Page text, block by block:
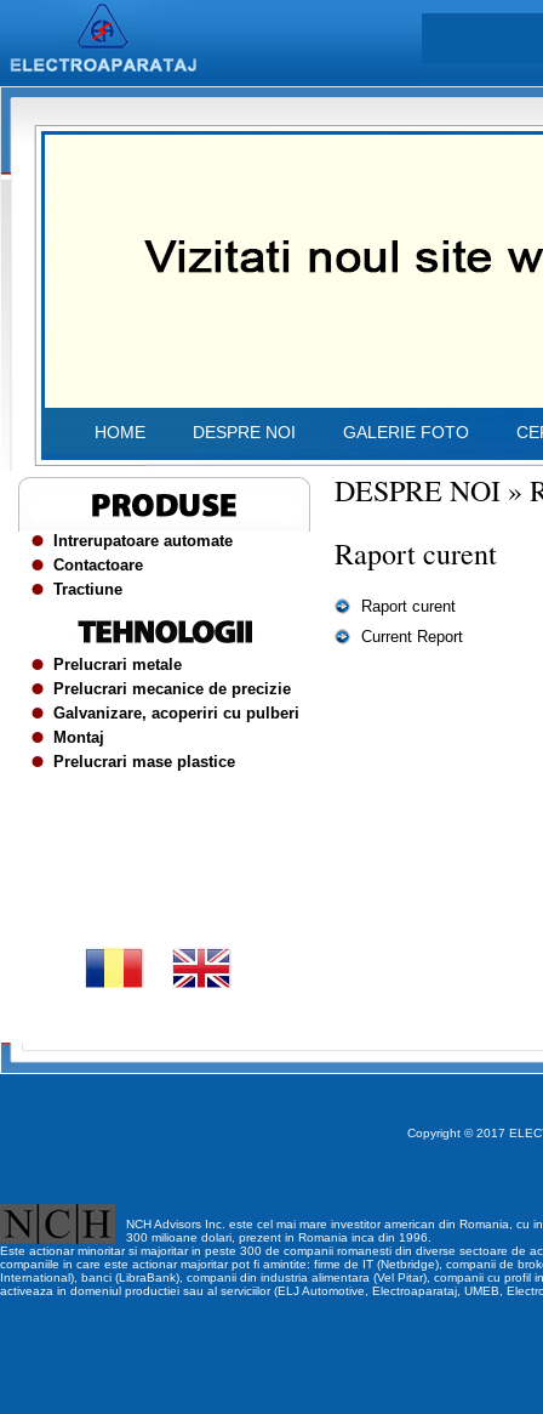
HOME DESPRE NOI GALERIE FOTO
Intrerupatoare automate
Contactoare
Tractiune
Prelucrari metale
Prelucrari mecanice de precizie
Galvanizare, acoperiri cu pulberi
Montaj
Prelucrari mase plastice
DESPRE NOI»
Raport curent
Raport curent
Current Report
Copyright © 2017
NCH Advisors Inc. este cel mai mare investitor american din Romania, cu
300 milioane dolari, prezent in Romania inca din 1996.
Este actionar minoritar si majoritar in peste 300 de companii romanesti din diverse sectoare de
companiile in care este actionar majoritar pot fi amintite: firme de IT (Netbridge), companii de
International), banci (LibraBank), companii din industria alimentara (Vel Pitar), companii cu profil
activeaza in domeniul productiei sau al serviciilor (ELJ Automotive, Electroaparataj, UMEB,